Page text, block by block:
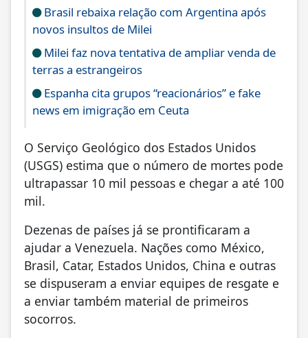
Brasil rebaixa relação com Argentina após
novos insultos de Milei
Milei faz nova tentativa de ampliar venda de
terras a estrangeiros
Espanha cita grupos “reacionários” e fake
news em imigração em Ceuta
O Serviço Geológico dos Estados Unidos
(USGS) estima que o número de mortes pode
ultrapassar 10 mil pessoas e chegar a até 100
mil.
Dezenas de países já se prontificaram a
ajudar a Venezuela. Nações como México,
Brasil, Catar, Estados Unidos, China e outras
se dispuseram a enviar equipes de resgate e
a enviar também material de primeiros
socorros.